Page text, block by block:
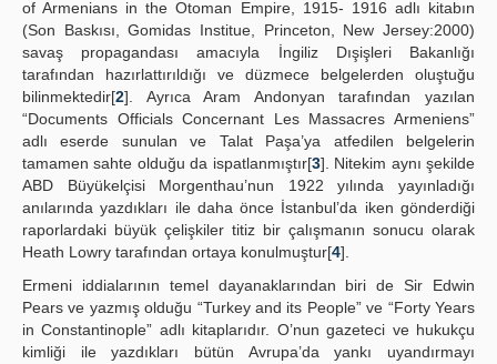
of Armenians in the Otoman Empire, 1915- 1916 adlı kitabın
(Son Baskısı, Gomidas Institue, Princeton, New Jersey:2000)
savaş propagandası amacıyla İngiliz Dışişleri Bakanlığı
tarafından hazırlattırıldığı ve düzmece belgelerden oluştuğu
bilinmektedir[2]. Ayrıca Aram Andonyan tarafından yazılan
“Documents Officials Concernant Les Massacres Armeniens”
adlı eserde sunulan ve Talat Paşa’ya atfedilen belgelerin
tamamen sahte olduğu da ispatlanmıştır[3]. Nitekim aynı şekilde
ABD Büyükelçisi Morgenthau’nun 1922 yılında yayınladığı
anılarında yazdıkları ile daha önce İstanbul’da iken gönderdiği
raporlardaki büyük çelişkiler titiz bir çalışmanın sonucu olarak
Heath Lowry tarafından ortaya konulmuştur[4].
Ermeni iddialarının temel dayanaklarından biri de Sir Edwin
Pears ve yazmış olduğu “Turkey and its People” ve “Forty Years
in Constantinople” adlı kitaplarıdır. O’nun gazeteci ve hukukçu
kimliği ile yazdıkları bütün Avrupa’da yankı uyandırmayı